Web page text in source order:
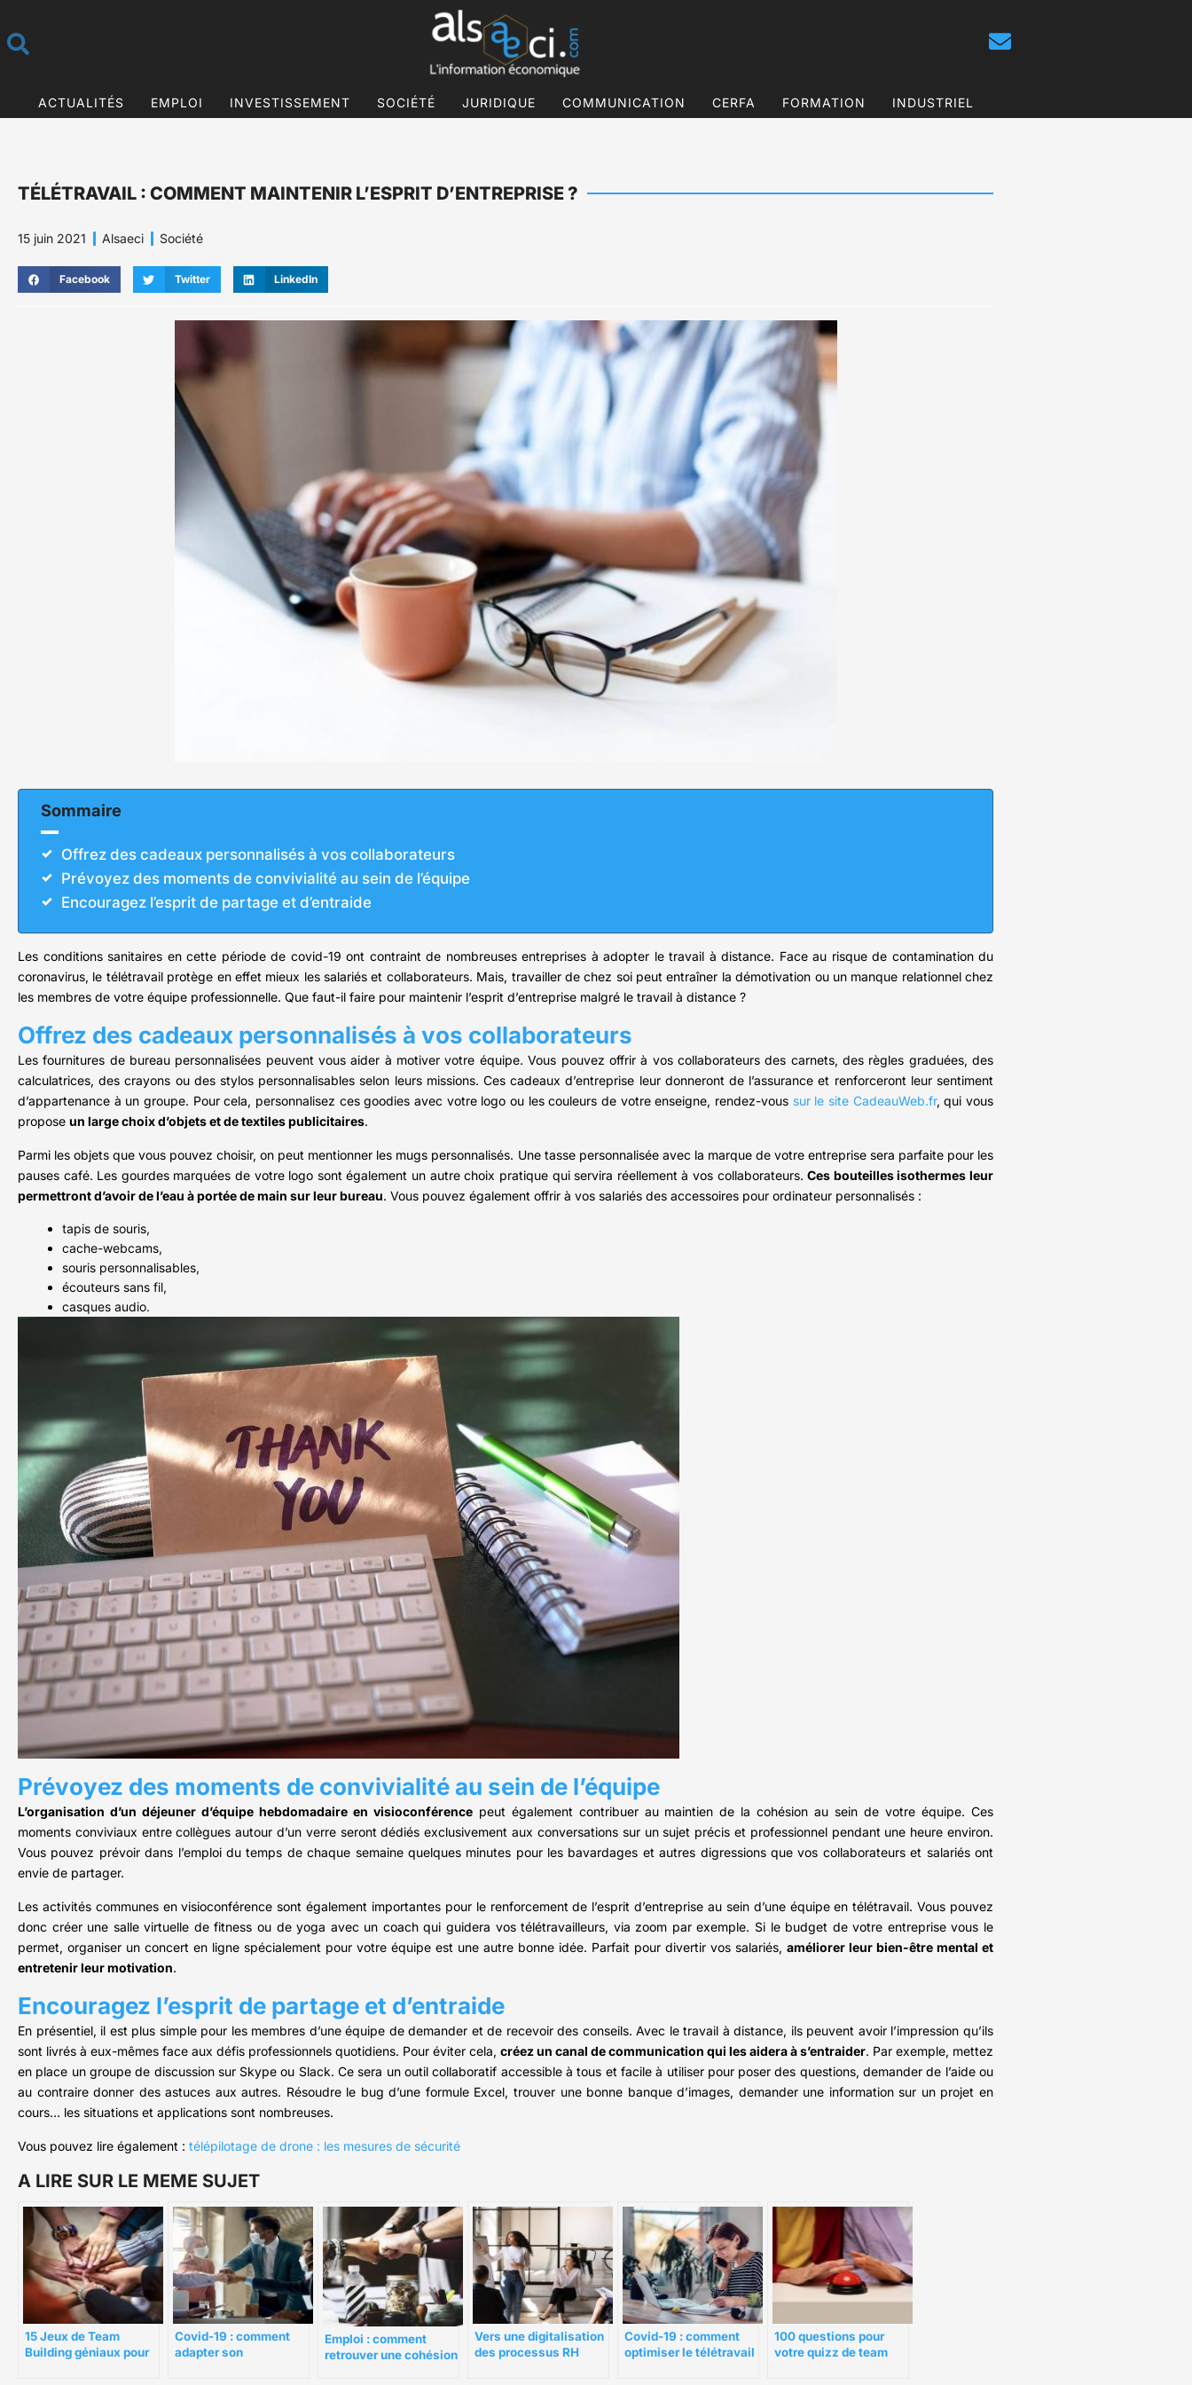
ACTUALITÉS EMPLOI INVESTISSEMENT SOCIÉTÉ JURIDIQUE COMMUNICATION CERFA FORMATION INDUSTRIEL
TÉLÉTRAVAIL : COMMENT MAINTENIR L’ESPRIT D’ENTREPRISE ?
15 juin 2021 Alsaeci Société
Facebook Twitter LinkedIn
Sommaire
Offrez des cadeaux personnalisés à vos collaborateurs
Prévoyez des moments de convivialité au sein de l’équipe
Encouragez l’esprit de partage et d’entraide
Les conditions sanitaires en cette période de covid-19 ont contraint de nombreuses entreprises à adopter le travail à distance. Face au risque de contamination du
coronavirus, le télétravail protège en effet mieux les salariés et collaborateurs. Mais, travailler de chez soi peut entraîner la démotivation ou un manque relationnel chez
les membres de votre équipe professionnelle. Que faut-il faire pour maintenir l’esprit d’entreprise malgré le travail à distance ?
Offrez des cadeaux personnalisés à vos collaborateurs
Les fournitures de bureau personnalisées peuvent vous aider à motiver votre équipe. Vous pouvez offrir à vos collaborateurs des carnets, des règles graduées, des
calculatrices, des crayons ou des stylos personnalisables selon leurs missions. Ces cadeaux d’entreprise leur donneront de l’assurance et renforceront leur sentiment
d’appartenance à un groupe. Pour cela, personnalisez ces goodies avec votre logo ou les couleurs de votre enseigne, rendez-vous sur le site CadeauWeb.fr, qui vous
propose un large choix d’objets et de textiles publicitaires.
Parmi les objets que vous pouvez choisir, on peut mentionner les mugs personnalisés. Une tasse personnalisée avec la marque de votre entreprise sera parfaite pour les
pauses café. Les gourdes marquées de votre logo sont également un autre choix pratique qui servira réellement à vos collaborateurs.Ces bouteilles isothermes leur
permettront d’avoir de l’eau à portée de main sur leur bureau. Vous pouvez également offrir à vos salariés des accessoires pour ordinateur personnalisés :
tapis de souris,
cache-webcams,
souris personnalisables,
écouteurs sans fil,
casques audio.
Prévoyez des moments de convivialité au sein de l’équipe
L’organisation d’un déjeuner d’équipe hebdomadaire en visioconférencepeut également contribuer au maintien de la cohésion au sein de votre équipe. Ces
moments conviviaux entre collègues autour d’un verre seront dédiés exclusivement aux conversations sur un sujet précis et professionnel pendant une heure environ.
Vous pouvez prévoir dans l’emploi du temps de chaque semaine quelques minutes pour les bavardages et autres digressions que vos collaborateurs et salariés ont
envie de partager.
Les activités communes en visioconférence sont également importantes pour le renforcement de l’esprit d’entreprise au sein d’une équipe en télétravail. Vous pouvez
donc créer une salle virtuelle de fitness ou de yoga avec un coach qui guidera vos télétravailleurs, via zoom par exemple. Si le budget de votre entreprise vous le
permet, organiser un concert en ligne spécialement pour votre équipe est une autre bonne idée. Parfait pour divertir vos salariés, améliorer leur bien-être mental et
entretenir leur motivation.
Encouragez l’esprit de partage et d’entraide
En présentiel, il est plus simple pour les membres d’une équipe de demander et de recevoir des conseils. Avec le travail à distance, ils peuvent avoir l’impression qu’ils
sont livrés à eux-mêmes face aux défis professionnels quotidiens. Pour éviter cela, créez un canal de communication qui les aidera à s’entraider. Par exemple, mettez
en place un groupe de discussion sur Skype ou Slack. Ce sera un outil collaboratif accessible à tous et facile à utiliser pour poser des questions, demander de l’aide ou
au contraire donner des astuces aux autres. Résoudre le bug d’une formule Excel, trouver une bonne banque d’images, demander une information sur un projet en
cours… les situations et applications sont nombreuses.
Vous pouvez lire également : télépilotage de drone : les mesures de sécurité
A LIRE SUR LE MEME SUJET
15 Jeux de Team
Building géniaux pour
Covid-19 : comment
adapter son
Emploi : comment
retrouver une cohésion
Vers une digitalisation
des processus RH
Covid-19 : comment
optimiser le télétravail
100 questions pour
votre quizz de team